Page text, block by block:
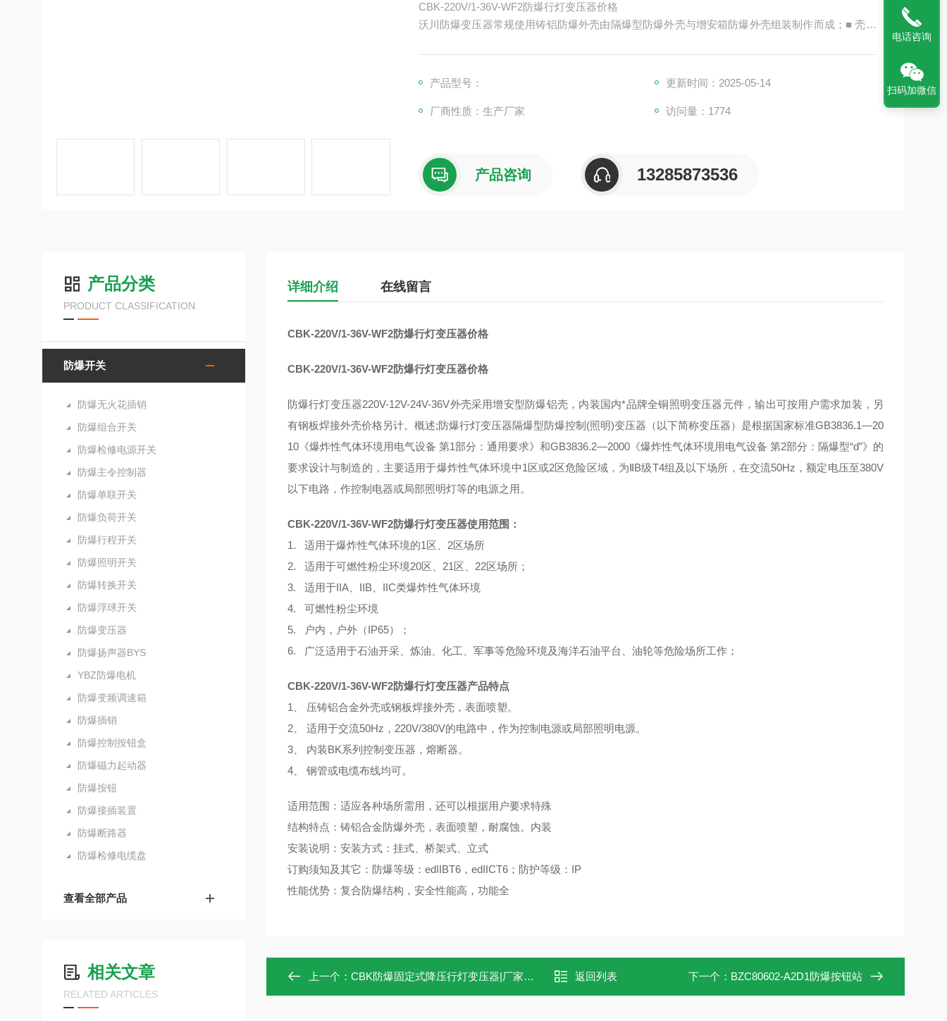
CBK-220V/1-36V-WF2防爆行灯变压器价格
沃川防爆变压器常规使用铸铝防爆外壳由隔爆型防爆外壳与增安箱防爆外壳组装制作而成；■ 壳体
产品型号： 更新时间：2025-05-14
厂商性质：生产厂家 访问量：1774
产品咨询 13285873536
产品分类
PRODUCT CLASSIFICATION
防爆开关
防爆无火花插销
防爆组合开关
防爆检修电源开关
防爆主令控制器
防爆单联开关
防爆负荷开关
防爆行程开关
防爆照明开关
防爆转换开关
防爆浮球开关
防爆变压器
防爆扬声器BYS
YBZ防爆电机
防爆变频调速箱
防爆插销
防爆控制按钮盒
防爆磁力起动器
防爆按钮
防爆接插装置
防爆断路器
防爆检修电缆盘
查看全部产品
相关文章
RELATED ARTICLES
详细介绍 在线留言
CBK-220V/1-36V-WF2防爆行灯变压器价格
CBK-220V/1-36V-WF2防爆行灯变压器价格
防爆行灯变压器220V-12V-24V-36V外壳采用增安型防爆铝壳，内装国内*品牌全铜照明变压器元件，输出可按用户需求加装，另
有钢板焊接外壳价格另计。概述;防爆行灯变压器隔爆型防爆控制(照明)变压器（以下简称变压器）是根据国家标准GB3836.1—20
10《爆炸性气体环境用电气设备 第1部分：通用要求》和GB3836.2—2000《爆炸性气体环境用电气设备 第2部分：隔爆型“d”》的
要求设计与制造的，主要适用于爆炸性气体环境中1区或2区危险区域，为ⅡB级T4组及以下场所，在交流50Hz，额定电压至380V
以下电路，作控制电器或局部照明灯等的电源之用。
CBK-220V/1-36V-WF2防爆行灯变压器使用范围：
1. 适用于爆炸性气体环境的1区、2区场所
2. 适用于可燃性粉尘环境20区、21区、22区场所；
3. 适用于IIA、IIB、IIC类爆炸性气体环境
4. 可燃性粉尘环境
5. 户内，户外（IP65）；
6. 广泛适用于石油开采、炼油、化工、军事等危险环境及海洋石油平台、油轮等危险场所工作；
CBK-220V/1-36V-WF2防爆行灯变压器产品特点
1、 压铸铝合金外壳或钢板焊接外壳，表面喷塑。
2、 适用于交流50Hz，220V/380V的电路中，作为控制电源或局部照明电源。
3、 内装BK系列控制变压器，熔断器。
4、 钢管或电缆布线均可。
适用范围：适应各种场所需用，还可以根据用户要求特殊
结构特点：铸铝合金防爆外壳，表面喷塑，耐腐蚀。内装
安装说明：安装方式：挂式、桥架式、立式
订购须知及其它：防爆等级：edIIBT6，edIICT6；防护等级：IP
性能优势：复合防爆结构，安全性能高，功能全
上一个： CBK防爆固定式降压行灯变压器|厂家报价 返回列表 下一个： BZC80602-A2D1防爆按钮站
电话咨询
扫码加微信